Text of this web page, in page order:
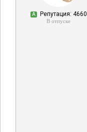
А Репутация: 4660
В отпуске